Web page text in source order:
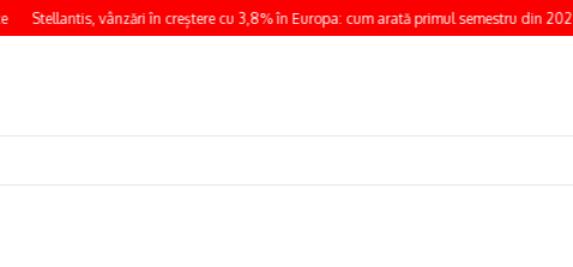
Stellantis, vânzări în creștere cu 3,8% în Europa: cum arată primul semestru din 2026